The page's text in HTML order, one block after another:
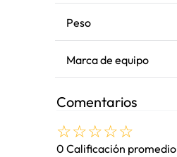
Peso
Marca de equipo
Comentarios
☆☆☆☆☆
0 Calificación promedio